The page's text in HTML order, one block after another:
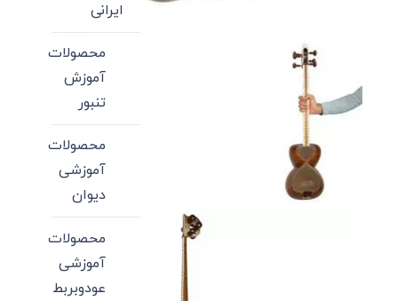
ایرانی
محصولات
آموزش
تنبور
محصولات
آموزشی
دیوان
محصولات
آموزشی
عودوبربط